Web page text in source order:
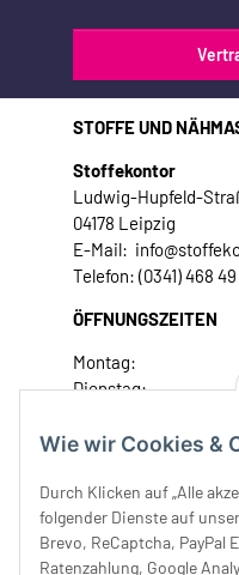
Wie wir Cookies &
Durch Klicken auf „Alle
folgender Dienste auf
Brevo, ReCaptcha, PayPal
Ratenzahlung, Google
STOFFE UND
Stoffekontor
Ludwig-Hupfeld-
04178 Leipzig
E-Mail:
Telefon: (0341) 468
ÖFFNUNGSZEITEN
Montag:
Dienstag:
Donnerstag:
Samstag:
Unser Service